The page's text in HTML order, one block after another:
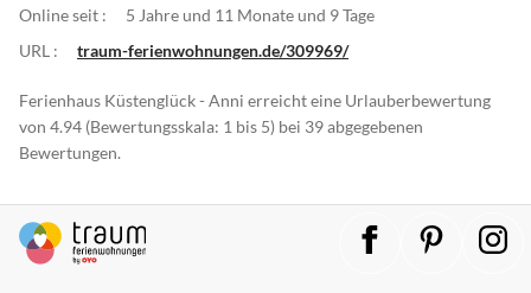
Online seit :
5 Jahre und 11 Monate und 9 Tage
URL :
traum-ferienwohnungen.de/309969/
Ferienhaus Küstenglück - Anni erreicht eine Urlauberbewertung
von 4.94 (Bewertungsskala: 1 bis 5) bei 39 abgegebenen
Bewertungen.